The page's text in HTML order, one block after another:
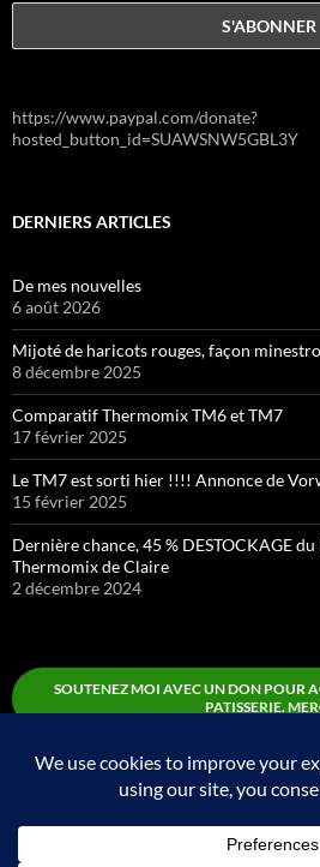
https://www.paypal.com/donate?
hosted_button_id=SUAWSNW5GBL3Y
DERNIERS ARTICLES
De mes nouvelles
6 août 2026
Mijoté de haricots rouges, façon
8 décembre 2025
Comparatif Thermomix TM6 et TM7
17 février 2025
Le TM7 est sorti hier !!!! Annonce de
15 février 2025
Dernière chance, 45 % DESTOCKAGE
Thermomix de Claire
2 décembre 2024
SOUTENEZ MOI AVEC UN DON POUR
PATISSERIE.